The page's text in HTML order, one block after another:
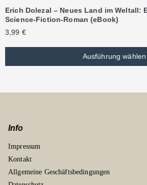
Erich Dolezal – Neues Land im Weltall:
Science-Fiction-Roman (eBook)
3,99 €
Ausführung wählen
Info
Impressum
Kontakt
Allgemeine Geschäftsbedingungen